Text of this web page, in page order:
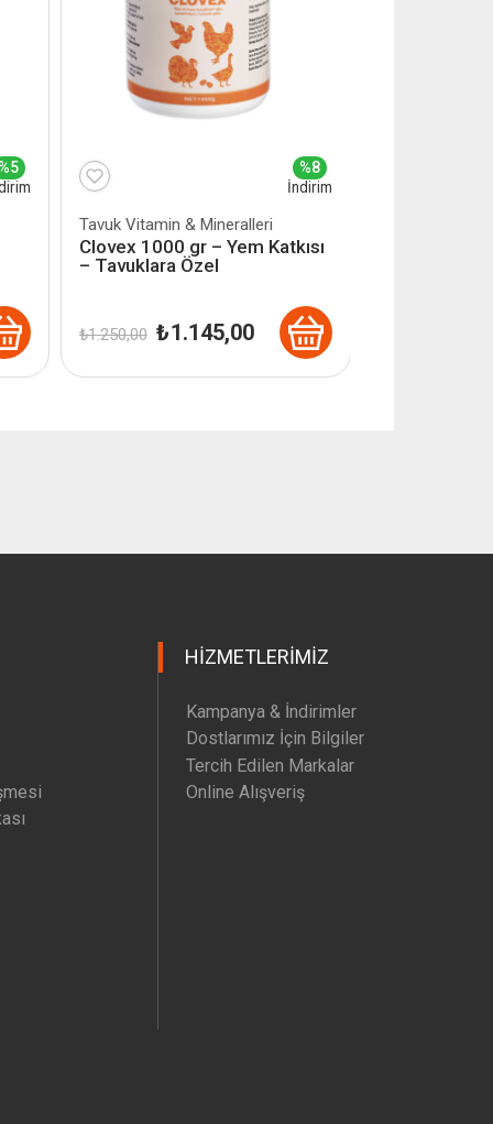
%5
%8
İndirim
Tavuk Vitamin & Mineralleri
Clovex 1000 gr – Yem Katkısı
– Tavuklara Özel
₺1.250,00 Orijinal
fiyat:
₺1.145,00Şu
andaki
HIZMETLERIMIZ
Kampanya & İndirimler
Dostlarımız İçin Bilgiler
Tercih Edilen Markalar
Online Alışveriş